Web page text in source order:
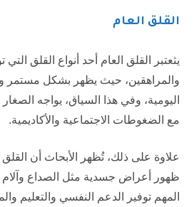
القلق العام
يثعتبر القلق العام أحد أنواع القلق
والمراهقين، حيث يظهر بشكل مستمر
اليومية، وفي هذا السياق، يواجه
مع الضغوطات الاجتماعية والأكاديمية.
علاوة على ذلك، تُظهر الأبحاث أن
ظهور أعراض جسدية مثل الصداع وآلام
المهم توفير الدعم النفسي والتعليم